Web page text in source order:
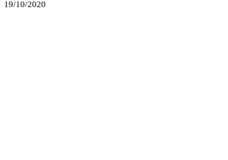
19/10/2020